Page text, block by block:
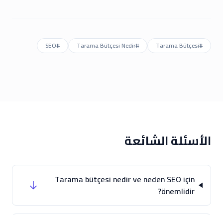
#
Tarama Bütçesi
#
Tarama Bütçesi Nedir
#
SEO
الأسئلة الشائعة
Tarama bütçesi nedir ve neden SEO için
önemlidir?